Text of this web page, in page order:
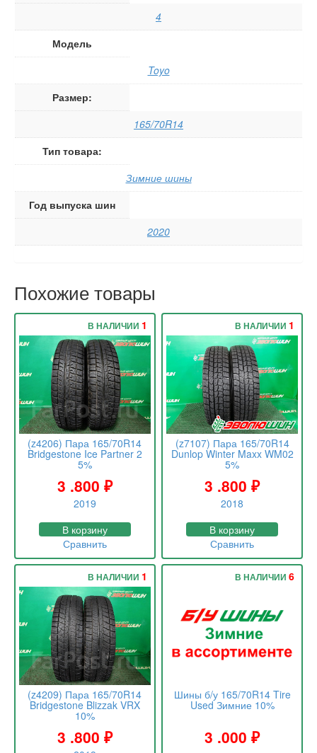
4
Модель
Toyo
Размер:
165/70R14
Тип товара:
Зимние шины
Год выпуска шин
2020
Похожие товары
(z4206) Пара 165/70R14
Bridgestone Ice Partner 2
5%
3 .800 ₽
2019
В НАЛИЧИИ 1
В корзину
Сравнить
(z7107) Пара 165/70R14
Dunlop Winter Maxx WM02
5%
3 .800₽
2018
В НАЛИЧИИ 1
В корзину
Сравнить
(z4209) Пара 165/70R14
Bridgestone Blizzak VRX
10%
3 .800 ₽
В НАЛИЧИИ 1
Шины б/у 165/70R14 Tire
Used Зимние 10%
3 .000₽
В НАЛИЧИИ 6